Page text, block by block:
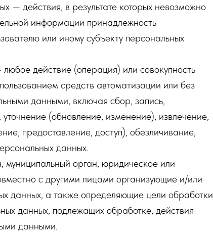
— действия, в результате которых невозможно
информации принадлежность
или иному субъекту персональных
действие (операция) или совокупность
средств автоматизации или без
данными, включая сбор, запись,
(обновление, изменение), извлечение,
предоставление, доступ), обезличивание,
данных.
орган, юридическое или
с другими лицами организующие и/или
данных, а также определяющие цели обработки
данных, подлежащих обработке, действия
данными.